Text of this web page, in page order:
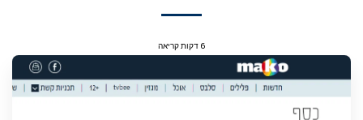
6 דקות קריאה